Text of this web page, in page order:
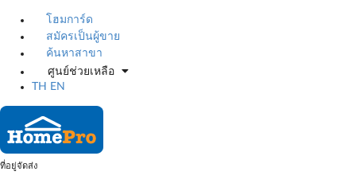
โฮมการ์ด
สมัครเป็นผู้ขาย
ค้นหาสาขา
ศูนย์ช่วยเหลือ
TH
EN
ที่อยู่จัดส่ง